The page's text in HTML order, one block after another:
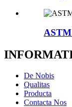
De Nobis
Qualitas
Producta
Contacta Nos